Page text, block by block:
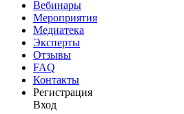
Вебинары
Мероприятия
Медиатека
Эксперты
Отзывы
FAQ
Контакты
Регистрация
Вход